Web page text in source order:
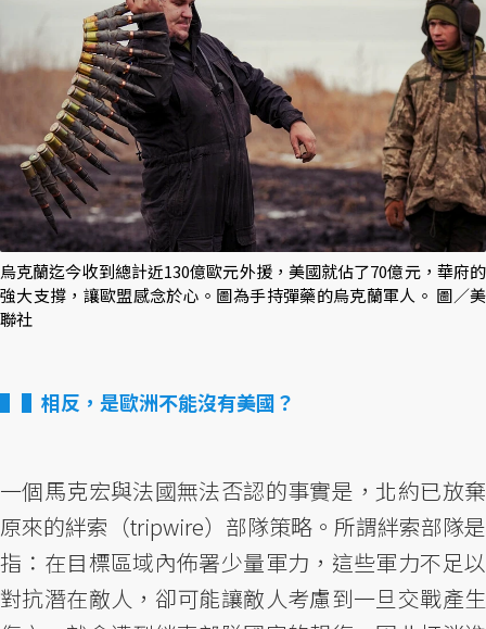
烏克蘭迄今收到總計近130億歐元外援，美國就佔了70億元，華府的
強大支撐，讓歐盟感念於心。圖為手持彈藥的烏克蘭軍人。 圖／美
聯社
▌相反，是歐洲不能沒有美國？
一個馬克宏與法國無法否認的事實是，北約已放棄
原來的絆索（tripwire）部隊策略。所謂絆索部隊是
指：在目標區域內佈署少量軍力，這些軍力不足以
對抗潛在敵人，卻可能讓敵人考慮到一旦交戰產生